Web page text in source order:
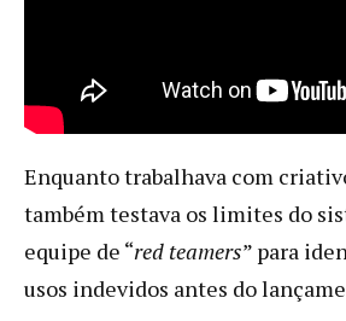
Enquanto trabalhava com
também testava os limites do
equipe de “red teamers” para
usos indevidos antes do